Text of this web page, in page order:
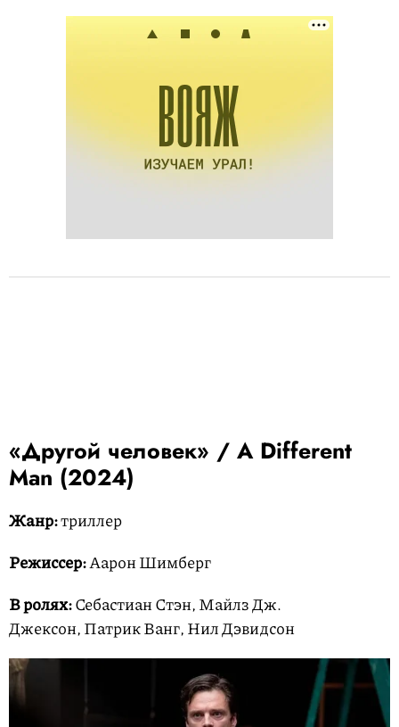
«Другой человек» / A Different
Man (2024)
Жанр:триллер
Режиссер:Аарон Шимберг
В ролях:Себастиан Стэн, Майлз Дж.
Джексон, Патрик Ванг, Нил Дэвидсон